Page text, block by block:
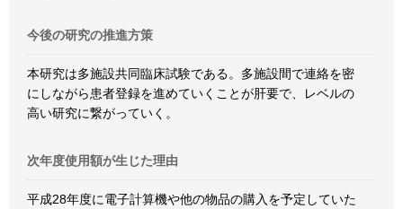
今後の研究の推進方策
本研究は多施設共同臨床試験である。多施設間で連絡を密
にしながら患者登録を進めていくことが肝要で、レベルの
高い研究に繋がっていく。
次年度使用額が生じた理由
平成28年度に電子計算機や他の物品の購入を予定していた